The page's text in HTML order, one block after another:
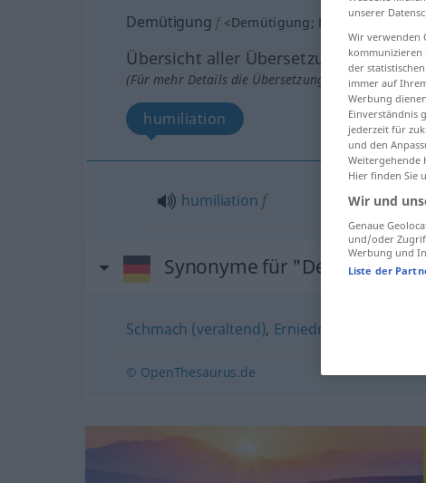
Demütigung f <Demütigung; Demütigungen>
Übersicht aller Übersetzungen
(Für mehr Details die Übersetzung anklicken/
humiliation
humiliation f
Synonyme für "Demütigung"
Schmach (veraltend), Erniedrigung
© OpenThesaurus.de
unserer
Wir verwenden
kommunizieren
der
immer auf
Werbung
Einverständnis
jederzeit für
und den
Weitergehende
Hier finden Sie
Wir und
Genaue
und/oder
Werbung und
Liste der